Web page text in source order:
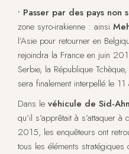
• Passer par des pays non
zone syro-irakienne : ainsi
l’Asie pour retourner en
rejoindra la France en juin
Serbie, la République
sera finalement interpellé le 11
Dans le véhicule de Sid-
qu’il s’apprêtait à s’attaquer
2015, les enquêteurs ont
tous les éléments stratégiques